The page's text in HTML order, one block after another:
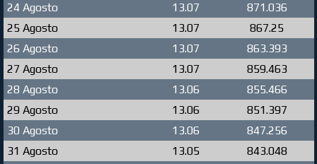
24 Agosto
13.07
871.036
25 Agosto
13.07
867.25
26 Agosto
13.07
863.393
27 Agosto
13.07
859.463
28 Agosto
13.06
855.466
29 Agosto
13.06
851.397
30 Agosto
13.06
847.256
31 Agosto
13.05
843.048